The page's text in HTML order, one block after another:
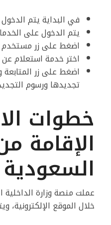
في البداية يتم
يتم الدخول على
اضغط على زر مستخدم
اختر خدمة استعلام
اضغط على زر
تجديدها ورسوم
خطوات
الإقامة
السعودية
عملت منصة وزارة
خلال الموقع الإلكترونية،